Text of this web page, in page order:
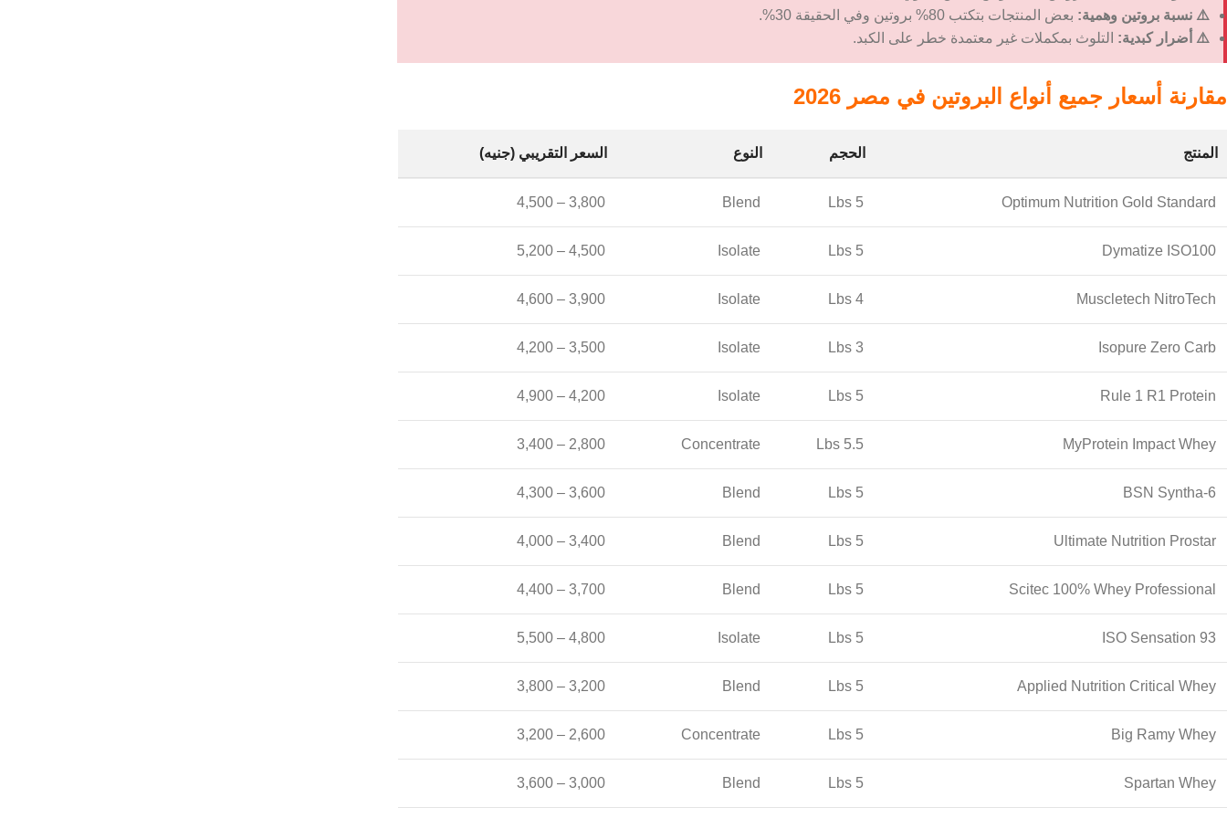
⚠️ نسبة بروتين وهمية: بعض المنتجات بتكتب 80% بروتين وفي الحقيقة 30%.
⚠️ أضرار كبدية: التلوث بمكملات غير معتمدة خطر على الكبد.
مقارنة أسعار جميع أنواع البروتين في مصر 2026
المنتج الحجم النوع السعر التقريبي (جنيه)
Optimum Nutrition Gold Standard
5 Lbs
Blend
3,800 – 4,500
Dymatize ISO100
5 Lbs
Isolate
4,500 – 5,200
Muscletech NitroTech
4 Lbs
Isolate
3,900 – 4,600
Isopure Zero Carb
3 Lbs
Isolate
3,500 – 4,200
Rule 1 R1 Protein
5 Lbs
Isolate
4,200 – 4,900
MyProtein Impact Whey
5.5 Lbs
Concentrate
2,800 – 3,400
BSN Syntha-6
5 Lbs
Blend
3,600 – 4,300
Ultimate Nutrition Prostar
5 Lbs
Blend
3,400 – 4,000
Scitec 100% Whey Professional
5 Lbs
Blend
3,700 – 4,400
ISO Sensation 93
5 Lbs
Isolate
4,800 – 5,500
Applied Nutrition Critical Whey
5 Lbs
Blend
3,200 – 3,800
Big Ramy Whey
5 Lbs
Concentrate
2,600 – 3,200
Spartan Whey
5 Lbs
Blend
3,000 – 3,600